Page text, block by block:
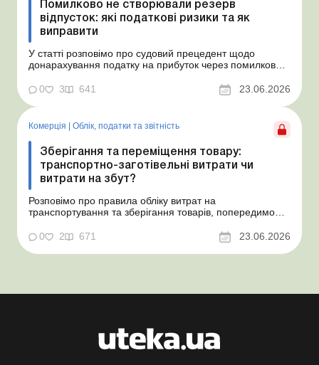
Помилково не створювали резерв
відпусток: які податкові ризики та як
виправити
У статті розповімо про судовий прецедент щодо
донарахування податку на прибуток через помилково
надамо рекомендації, як мінімізувати податкові ризики.
Проблемні витрати: податкові ризики та судова
практика Розуміємо ваші хвилювання через помилкове
неств...
0 3 641 23.06.2026
Комерція | Облік, податки та звiтнiсть
Зберігання та переміщення товару:
транспортно-заготівельні витрати чи
витрати на збут?
Розповімо про правила обліку витрат на
транспортування та зберігання товарів, попередимо
нормативне обґрунтування. Проблемні витрати:
податкові ризики та судова практика Здавалось би, у
цьому питанні неоднозначності бути не може. Однак,
0 2 671 23.06.2026